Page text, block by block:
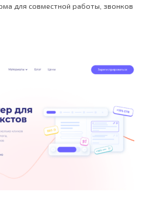
для совместной работы, звонков